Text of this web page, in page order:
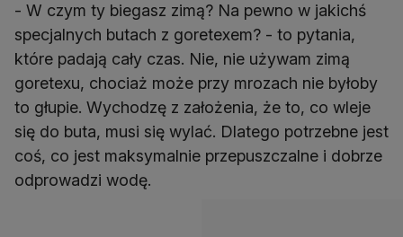
- W czym ty biegasz zimą? Na pewno w jakichś
specjalnych butach z goretexem? - to pytania,
które padają cały czas. Nie, nie używam zimą
goretexu, chociaż może przy mrozach nie byłoby
to głupie. Wychodzę z założenia, że to, co wleje
się do buta, musi się wylać. Dlatego potrzebne jest
coś, co jest maksymalnie przepuszczalne i dobrze
odprowadzi wodę.